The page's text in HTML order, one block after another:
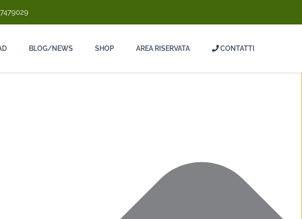
BLOG/NEWS SHOP AREA RISERVATA CONTATTI